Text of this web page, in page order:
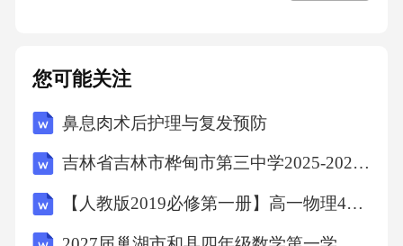
活陋习3.大声喧哗、干扰他人许多人在公共汽
谈阔论、口若悬河，或者大声叫喊别人，根本
无视他人的反应。这些行为严重地破坏了他人
和谐的工作和生活环境，是一种不尊重他人和
不礼貌的行为，也是个人素质修养不高的表
您可能关注
鼻息肉术后护理与复发预防
吉林省吉林市桦甸市第三中学2025-2026学年第二学期八年级期末英语试题（文字版含答案）
【人教版2019必修第一册】高一物理4自由落体运动（教学设计）教案